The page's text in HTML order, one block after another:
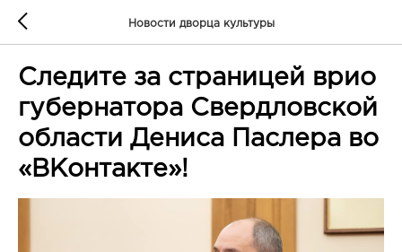
Новости дворца культуры
Следите за страницей врио
губернатора Свердловской
области Дениса Паслера во
«ВКонтакте»!